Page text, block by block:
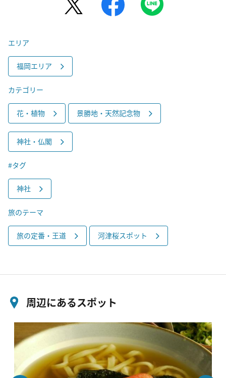
エリア
福岡エリア
カテゴリー
花・植物 景勝地・天然記念物
神社・仏閣
#タグ
神社
旅のテーマ
旅の定番・王道 河津桜スポット
周辺にあるスポット